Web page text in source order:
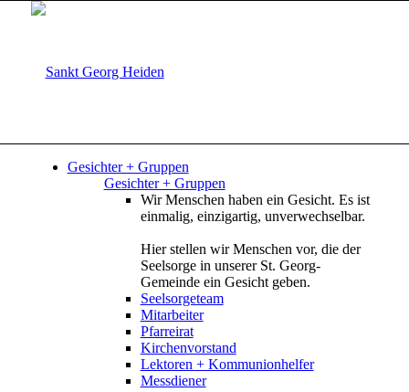
Gesichter + Gruppen
Gesichter + Gruppen
Wir Menschen haben ein Gesicht. Es ist
einmalig, einzigartig, unverwechselbar.
Hier stellen wir Menschen vor, die der
Seelsorge in unserer St. Georg-
Gemeinde ein Gesicht geben.
Seelsorgeteam
Mitarbeiter
Pfarreirat
Kirchenvorstand
Lektoren + Kommunionhelfer
Messdiener